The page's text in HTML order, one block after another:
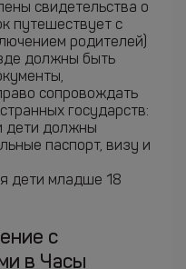
свидетельства о
путешествует с
родителей)
должны быть
сопровождать
государств:
дети должны
паспорт, визу и
дети младше 18
с
в Часы